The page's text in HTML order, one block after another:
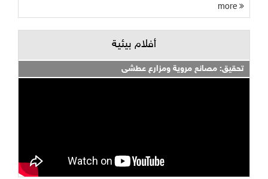
أفلام بيئية
تحقيق: مصانع مروية ومزارع عطشى